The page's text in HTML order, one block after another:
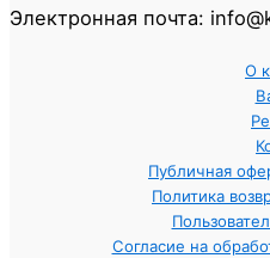
Электронная почта:
О
Публичная
Политика
Согласие на